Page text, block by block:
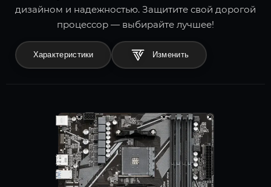
дизайном и надежностью. Защитите свой дорогой
процессор — выбирайте лучшее!
Характеристики